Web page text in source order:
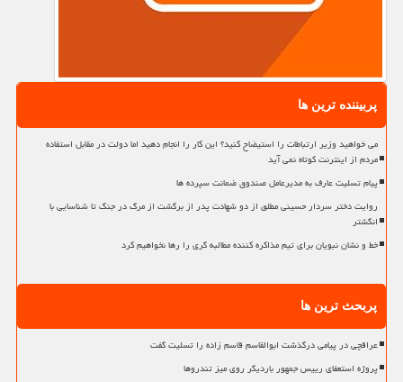
پربیننده ترین ها
می خواهید وزیر ارتباطات را استیضاح کنید؟ این کار را انجام دهید اما دولت در مقابل استفاده
مردم از اینترنت کوتاه نمی آید
پیام تسلیت عارف به مدیرعامل صندوق ضمانت سپرده ها
روایت دختر سردار حسینی مطلق از دو شهادت پدر از برگشت از مرگ در جنگ تا شناسایی با
انگشتر
خط و نشان نبویان برای تیم مذاکره کننده مطالبه گری را رها نخواهیم کرد
پربحث ترین ها
عراقچی در پیامی درگذشت ابوالقاسم قاسم زاده را تسلیت گفت
پروژه استعفای رییس جمهور باردیگر روی میز تندروها